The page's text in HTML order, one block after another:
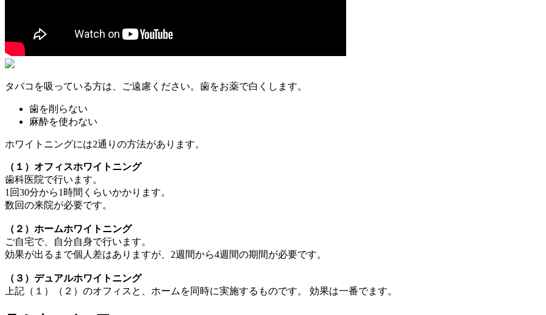
タバコを吸っている方は、ご遠慮ください。歯をお薬で白くします。
歯を削らない
麻酔を使わない
ホワイトニングには2通りの方法があります。
（１）オフィスホワイトニング
歯科医院で行います。
1回30分から1時間くらいかかります。
数回の来院が必要です。
（２）ホームホワイトニング
ご自宅で、自分自身で行います。
効果が出るまで個人差はありますが、2週間から4週間の期間が必要です。
（３）デュアルホワイトニング
上記（１）（２）のオフィスと、ホームを同時に実施するものです。 効果は一番でます。